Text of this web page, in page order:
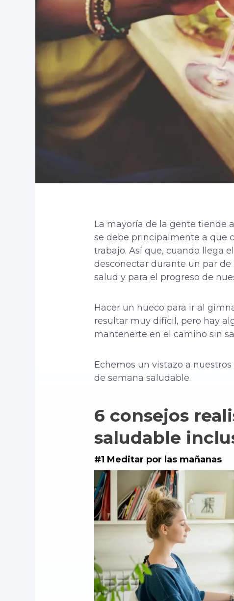
La mayoría de la gente tiende
se debe principalmente a que
trabajo. Así que, cuando llega
desconectar durante un par
salud y para el progreso de
Hacer un hueco para ir al
resultar muy difícil, pero hay
mantenerte en el camino sin
Echemos un vistazo a
de semana saludable.
6 consejos
saludable
#1 Meditar por las mañanas